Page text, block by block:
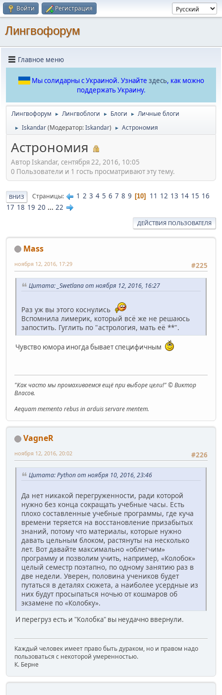
Войти Регистрация
Лингвофорум
Главное меню
Мы солидарны с Украиной. Узнайте здесь, как можно
поддержать Украину.
Лингвофорум ► Лингвоблоги ► Блоги ► Личные блоги
► Iskandar(Модератор:Iskandar) ► Астрономия
Астрономия
Автор Iskandar, сентября 22, 2016, 10:05
0 Пользователи и 1 гость просматривают эту тему.
ВНИЗ Страницы 1 2 3 4 5 6 7 8 9 10 11 12 13 14 15 16
17 18 19 20 ... 22
ДЕЙСТВИЯ ПОЛЬЗОВАТЕЛЯ
Mass
#225
ноября 12, 2016, 17:29
Цитата: _Swetlana от ноября 12, 2016, 16:27
Раз уж вы этого коснулись
Вспомнила лимерик, который всё же не решаюсь
запостить. Гуглить по "астрология, мать её **".
Чувство юмора иногда бывает специфичным
"Как часто мы промахиваемся ещё при выборе цели!" © Виктор
Власов.
Aequam memento rebus in arduis servare mentem.
VagneR
#226
ноября 12, 2016, 20:02
Цитата: Python от ноября 10, 2016, 23:46
Да нет никакой перегруженности, ради которой
нужно без конца сокращать учебные часы. Есть
плохо составленные учебные программы, где куча
времени теряется на восстановление призабытых
знаний, потому что материалы, которые нужно
давать цельным блоком, растянуты на несколько
лет. Вот давайте максимально «облегчим»
программу и позволим учить, например, «Колобок»
целый семестр поэтапно, по одному занятию раз в
две недели. Уверен, половина учеников будет
путаться в деталях сюжета, а наиболее усердные из
них будут просыпаться ночью от кошмаров об
экзамене по «Колобку».
И перегруз есть и "Колобка" вы неудачно ввернули.
Каждый человек имеет право быть дураком, но и правом надо
пользоваться с некоторой умеренностью.
К. Берне